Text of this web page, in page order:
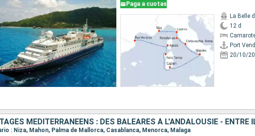
Paga a cuotas
La Belle
12 d
Port
20/10/
: Niza, Mahon, Palma de Mallorca, Casablanca, Menorca, Malaga